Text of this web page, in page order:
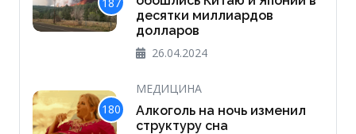
десятки миллиардов
долларов
26.04.2024
180
МЕДИЦИНА
Алкоголь на ночь изменил
структуру сна